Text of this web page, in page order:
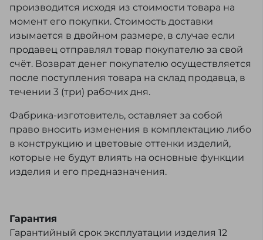
производится исходя из стоимости товара на
момент его покупки. Стоимость доставки
изымается в двойном размере, в случае если
продавец отправлял товар покупателю за свой
счёт. Возврат денег покупателю осуществляется
после поступления товара на склад продавца, в
течении 3 (три) рабочих дня.
Фабрика-изготовитель, оставляет за собой
право вносить изменения в комплектацию либо
в конструкцию и цветовые оттенки изделий,
которые не будут влиять на основные функции
изделия и его предназначения.
Гарантия
Гарантийный срок эксплуатации изделия 12